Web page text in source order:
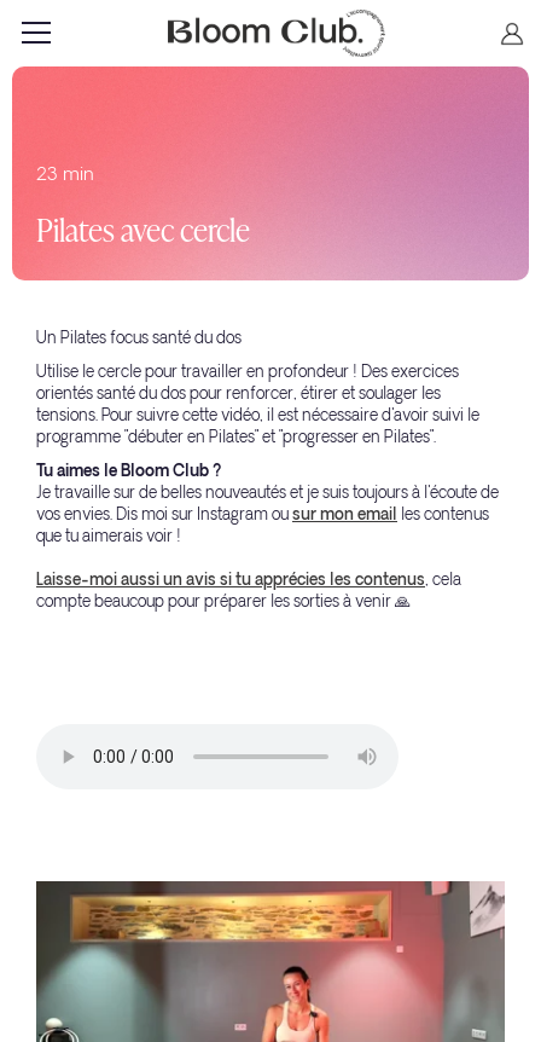
23 min
Pilates avec cercle
Un Pilates focus santé du dos
Utilise le cercle pour travailler en profondeur ! Des exercices
orientés santé du dos pour renforcer, étirer et soulager les
tensions. Pour suivre cette vidéo, il est nécessaire d'avoir suivi le
programme "débuter en Pilates" et "progresser en Pilates".
Tu aimes le Bloom Club ?
Je travaille sur de belles nouveautés et je suis toujours à l'écoute de
vos envies. Dis moi sur Instagram ousur mon email les contenus
que tu aimerais voir !
Laisse-moi aussi un avis si tu apprécies les contenus, cela
compte beaucoup pour préparer les sorties à venir 🙏